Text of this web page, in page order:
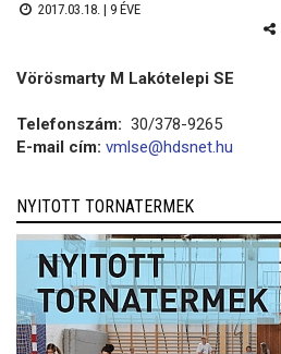
2017.03.18. | 9 ÉVE
Vörösmarty M Lakótelepi SE
Telefonszám: 30/378-9265
E-mail cím: vmlse@hdsnet.hu
NYITOTT TORNATERMEK